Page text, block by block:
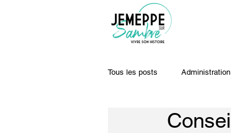
Tous les posts
Travaux & voiries